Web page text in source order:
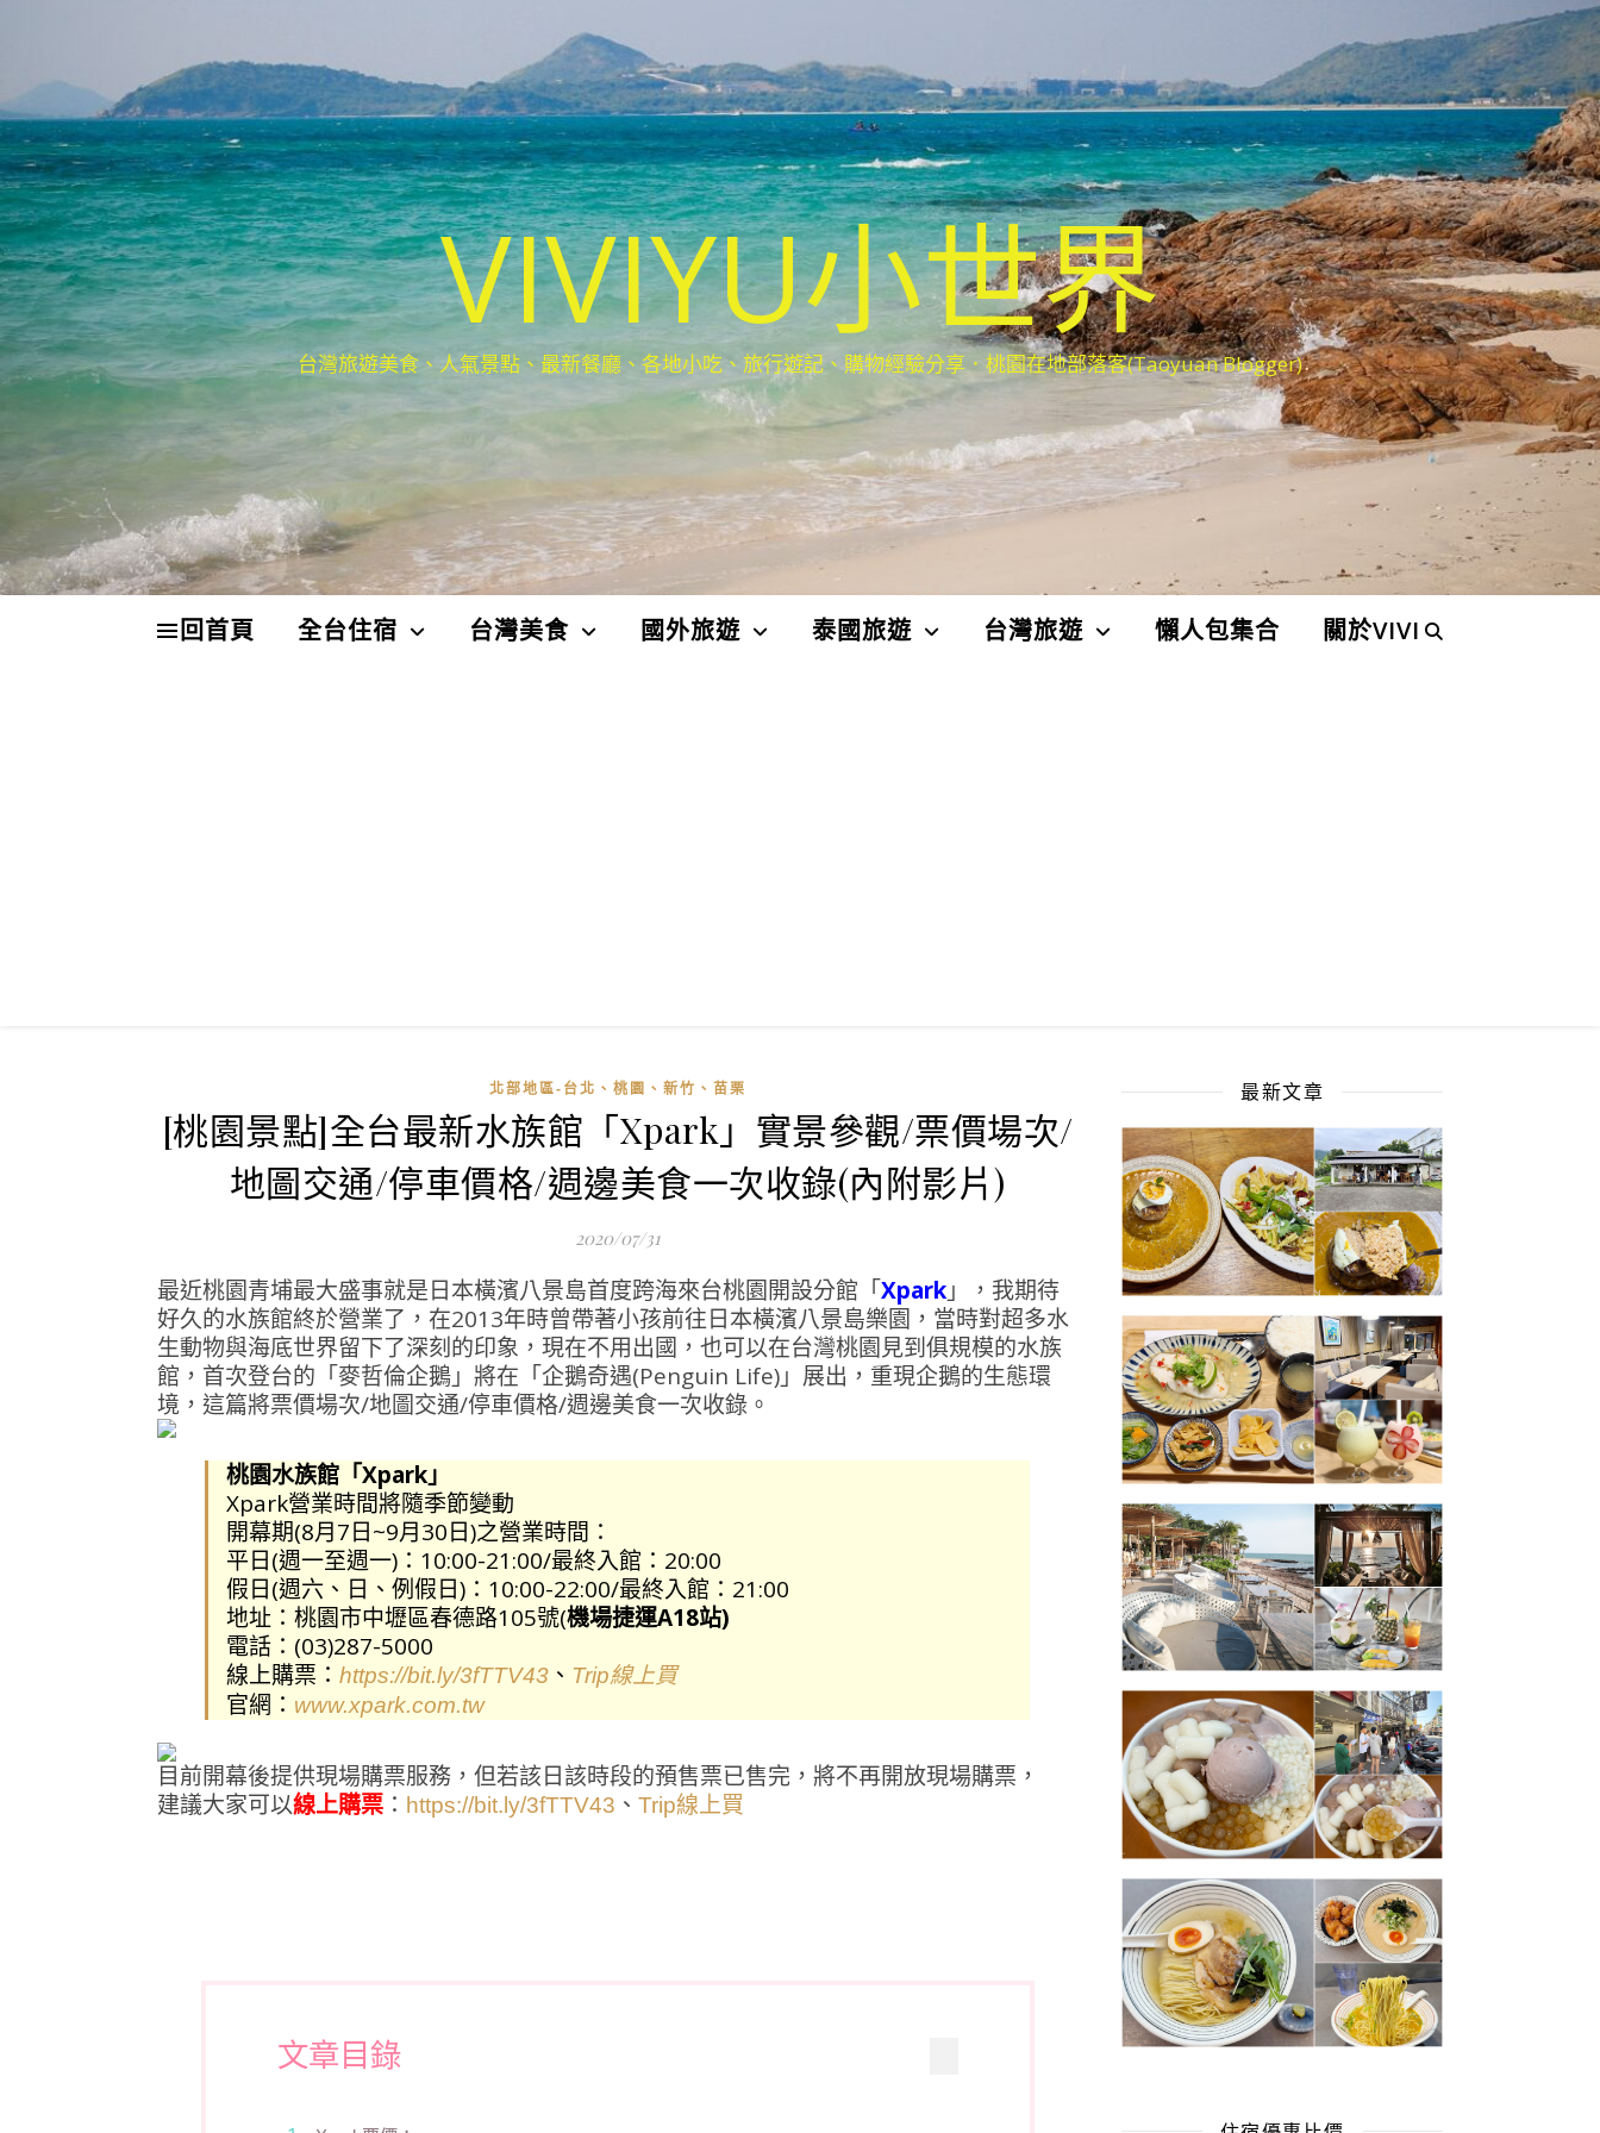
VIVIYU小世界
台灣旅遊美食、人氣景點、最新餐廳、各地小吃、旅行遊記、購物經驗分享．桃園在地部落客(Taoyuan Blogger)
回首頁 全台住宿 台灣美食 國外旅遊 泰國旅遊 台灣旅遊 懶人包集合 關於VIVI
北部地區-台北、桃園、新竹、苗栗
[桃園景點]全台最新水族館「Xpark」實景參觀/票價場次/
地圖交通/停車價格/週邊美食一次收錄(內附影片)
2020/07/31
最近桃園青埔最大盛事就是日本橫濱八景島首度跨海來台桃園開設分館「Xpark」，我期待
好久的水族館終於營業了，在2013年時曾帶著小孩前往日本橫濱八景島樂園，當時對超多水
生動物與海底世界留下了深刻的印象，現在不用出國，也可以在台灣桃園見到俱規模的水族
館，首次登台的「麥哲倫企鵝」將在「企鵝奇遇(Penguin Life)」展出，重現企鵝的生態環
境，這篇將票價場次/地圖交通/停車價格/週邊美食一次收錄。
桃園水族館「Xpark」
Xpark營業時間將隨季節變動
開幕期(8月7日~9月30日)之營業時間：
平日(週一至週一)：10:00-21:00/最終入館：20:00
假日(週六、日、例假日)：10:00-22:00/最終入館：21:00
地址：桃園市中壢區春德路105號(機場捷運A18站)
電話：(03)287-5000
線上購票： https://bit.ly/3fTTV43 、 Trip線上買
官網： www.xpark.com.tw
目前開幕後提供現場購票服務，但若該日該時段的預售票已售完，將不再開放現場購票，
建議大家可以線上購票 ： https://bit.ly/3fTTV43 、 Trip線上買
文章目錄
最新文章